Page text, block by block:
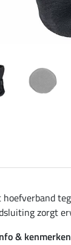
hoefverband
zorgt
&